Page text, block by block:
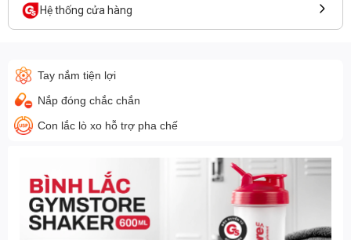
Hệ thống cửa hàng
Tay nắm tiện lợi
Nắp đóng chắc chắn
Con lắc lò xo hỗ trợ pha chế